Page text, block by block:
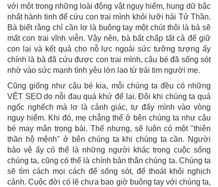
với một trong những loài động vật nguy hiểm, hung dữ bậc
nhất hành tinh để cứu con trai mình khỏi lưỡi hái Tử Thần.
Bà biết rằng chỉ cần lơ là buông tay một chút thôi là bà sẽ
mất con trai vĩnh viễn. Vậy nên, bà bất chấp tất cả để giữ
con lại và kết quả cho nỗ lực ngoài sức tưởng tượng ấy
chính là bà đã cứu được con trai mình, cậu bé đã sống sót
nhờ vào sức mạnh tình yêu lớn lao từ trái tim người mẹ.
Cũng giống như cậu bé kia, mỗi chúng ta đều có những
VẾT SẸO do nỗi đau quá khứ để lại. Đôi khi chúng ta quá
ngốc nghếch mà lơ là cảnh giác, tự đẩy mình vào vòng
nguy hiểm. Khi đó, mẹ chẳng thể ở bên chúng ta như cậu
bé may mắn trong bài. Thế nhưng, sẽ luôn có một "thiên
thần hộ mệnh" ở bên chúng ta khi chúng ta cần. Người
bảo vệ ấy có thể là những người khác trong cuộc sống
chúng ta, cũng có thể là chính bản thân chúng ta. Chúng ta
sẽ tìm cách mọi cách để sống sót, để thoát khỏi nghịch
cảnh. Cuộc đời có lẽ chưa bao giờ buông tay với chúng ta,